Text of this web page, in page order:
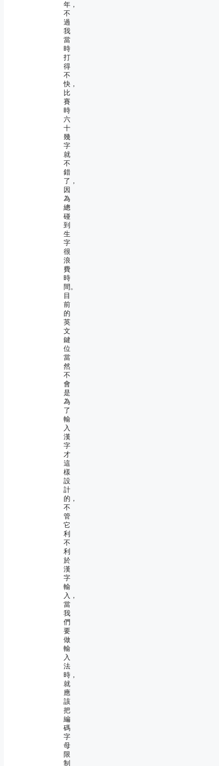
年，
不
過
我
當
時
打
得
不
快，
比
賽
時
六
十
幾
字
就
不
錯
了，
因
為
總
碰
到
生
字
很
浪
費
時
間。
目
前
的
英
文
鍵
位
當
然
不
會
是
為
了
輸
入
漢
字
才
這
樣
設
計
的，
不
管
它
利
不
利
於
漢
字
輸
入，
當
我
們
要
做
輸
入
法
時，
就
應
該
把
編
碼
字
母
限
制